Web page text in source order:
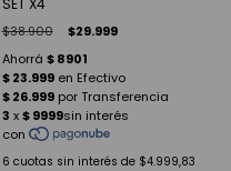
$38.900 $29.999
6 cuotas sin interés de $4.999,83